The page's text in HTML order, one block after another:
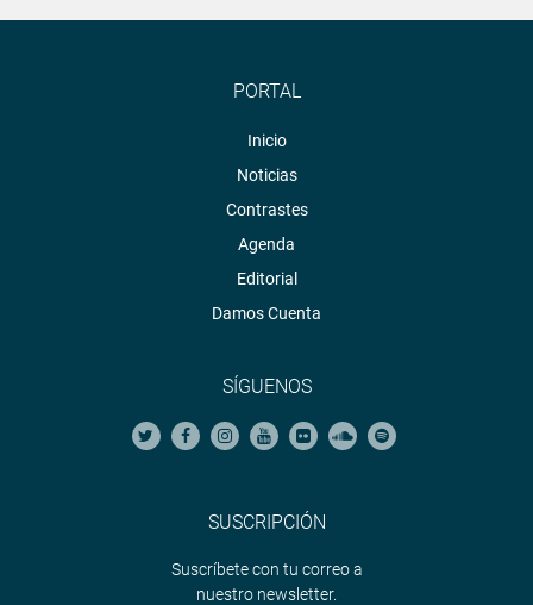
PORTAL
Inicio
Noticias
Contrastes
Agenda
Editorial
Damos Cuenta
SÍGUENOS
SUSCRIPCIÓN
Suscríbete con tu correo a
nuestro newsletter.